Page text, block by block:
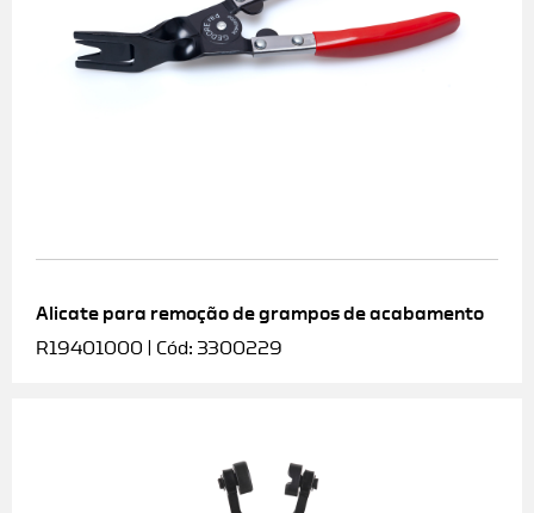
Alicate para remoção de grampos de acabamento
R19401000 | Cód: 3300229